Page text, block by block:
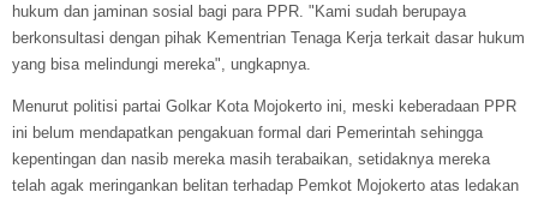
hukum dan jaminan sosial bagi para PPR. "Kami sudah berupaya
berkonsultasi dengan pihak Kementrian Tenaga Kerja terkait dasar hukum
yang bisa melindungi mereka", ungkapnya.
Menurut politisi partai Golkar Kota Mojokerto ini, meski keberadaan PPR
ini belum mendapatkan pengakuan formal dari Pemerintah sehingga
kepentingan dan nasib mereka masih terabaikan, setidaknya mereka
telah agak meringankan belitan terhadap Pemkot Mojokerto atas ledakan